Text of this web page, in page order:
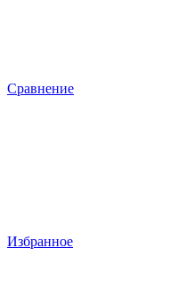
Сравнение
Избранное